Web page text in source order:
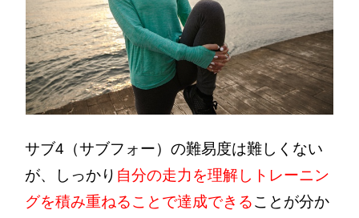
サブ4（サブフォー）の難易度は難しくない
が、しっかり 自分の走力を理解しトレーニン
グを積み重ねることで達成できることが分か